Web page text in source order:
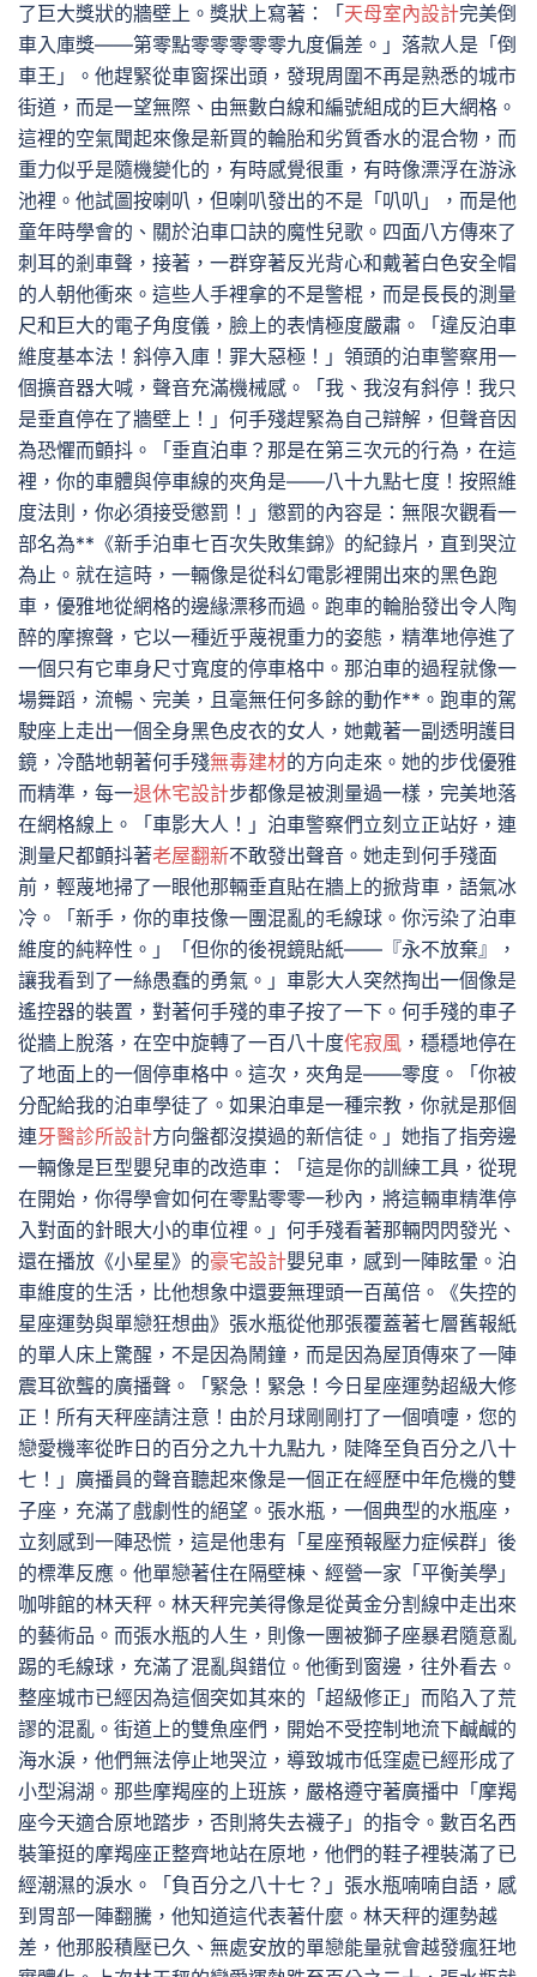
了巨大獎狀的牆壁上。獎狀上寫著：「天母室內設計完美倒
車入庫獎——第零點零零零零零九度偏差。」落款人是「倒
車王」。他趕緊從車窗探出頭，發現周圍不再是熟悉的城市
街道，而是一望無際、由無數白線和編號組成的巨大網格。
這裡的空氣聞起來像是新買的輪胎和劣質香水的混合物，而
重力似乎是隨機變化的，有時感覺很重，有時像漂浮在游泳
池裡。他試圖按喇叭，但喇叭發出的不是「叭叭」，而是他
童年時學會的、關於泊車口訣的魔性兒歌。四面八方傳來了
刺耳的剎車聲，接著，一群穿著反光背心和戴著白色安全帽
的人朝他衝來。這些人手裡拿的不是警棍，而是長長的測量
尺和巨大的電子角度儀，臉上的表情極度嚴肅。「違反泊車
維度基本法！斜停入庫！罪大惡極！」領頭的泊車警察用一
個擴音器大喊，聲音充滿機械感。「我、我沒有斜停！我只
是垂直停在了牆壁上！」何手殘趕緊為自己辯解，但聲音因
為恐懼而顫抖。「垂直泊車？那是在第三次元的行為，在這
裡，你的車體與停車線的夾角是——八十九點七度！按照維
度法則，你必須接受懲罰！」懲罰的內容是：無限次觀看一
部名為**《新手泊車七百次失敗集錦》的紀錄片，直到哭泣
為止。就在這時，一輛像是從科幻電影裡開出來的黑色跑
車，優雅地從網格的邊緣漂移而過。跑車的輪胎發出令人陶
醉的摩擦聲，它以一種近乎蔑視重力的姿態，精準地停進了
一個只有它車身尺寸寬度的停車格中。那泊車的過程就像一
場舞蹈，流暢、完美，且毫無任何多餘的動作**。跑車的駕
駛座上走出一個全身黑色皮衣的女人，她戴著一副透明護目
鏡，冷酷地朝著何手殘無毒建材的方向走來。她的步伐優雅
而精準，每一退休宅設計步都像是被測量過一樣，完美地落
在網格線上。「車影大人！」泊車警察們立刻立正站好，連
測量尺都顫抖著老屋翻新不敢發出聲音。她走到何手殘面
前，輕蔑地掃了一眼他那輛垂直貼在牆上的掀背車，語氣冰
冷。「新手，你的車技像一團混亂的毛線球。你污染了泊車
維度的純粹性。」「但你的後視鏡貼紙——『永不放棄』，
讓我看到了一絲愚蠢的勇氣。」車影大人突然掏出一個像是
遙控器的裝置，對著何手殘的車子按了一下。何手殘的車子
從牆上脫落，在空中旋轉了一百八十度侘寂風 ，穩穩地停在
了地面上的一個停車格中。這次，夾角是——零度。「你被
分配給我的泊車學徒了。如果泊車是一種宗教，你就是那個
連牙醫診所設計方向盤都沒摸過的新信徒。」她指了指旁邊
一輛像是巨型嬰兒車的改造車：「這是你的訓練工具，從現
在開始，你得學會如何在零點零零一秒內，將這輛車精準停
入對面的針眼大小的車位裡。」何手殘看著那輛閃閃發光、
還在播放《小星星》的豪宅設計嬰兒車，感到一陣眩暈。泊
車維度的生活，比他想象中還要無理頭一百萬倍。《失控的
星座運勢與單戀狂想曲》張水瓶從他那張覆蓋著七層舊報紙
的單人床上驚醒，不是因為鬧鐘，而是因為屋頂傳來了一陣
震耳欲聾的廣播聲。「緊急！緊急！今日星座運勢超級大修
正！所有天秤座請注意！由於月球剛剛打了一個噴嚏，您的
戀愛機率從昨日的百分之九十九點九，陡降至負百分之八十
七！」廣播員的聲音聽起來像是一個正在經歷中年危機的雙
子座，充滿了戲劇性的絕望。張水瓶，一個典型的水瓶座，
立刻感到一陣恐慌，這是他患有「星座預報壓力症候群」後
的標準反應。他單戀著住在隔壁棟、經營一家「平衡美學」
咖啡館的林天秤。林天秤完美得像是從黃金分割線中走出來
的藝術品。而張水瓶的人生，則像一團被獅子座暴君隨意亂
踢的毛線球，充滿了混亂與錯位。他衝到窗邊，往外看去。
整座城市已經因為這個突如其來的「超級修正」而陷入了荒
謬的混亂。街道上的雙魚座們，開始不受控制地流下鹹鹹的
海水淚，他們無法停止地哭泣，導致城市低窪處已經形成了
小型潟湖。那些摩羯座的上班族，嚴格遵守著廣播中「摩羯
座今天適合原地踏步，否則將失去襪子」的指令。數百名西
裝筆挺的摩羯座正整齊地站在原地，他們的鞋子裡裝滿了已
經潮濕的淚水。「負百分之八十七？」張水瓶喃喃自語，感
到胃部一陣翻騰，他知道這代表著什麼。林天秤的運勢越
差，他那股積壓已久、無處安放的單戀能量就會越發瘋狂地